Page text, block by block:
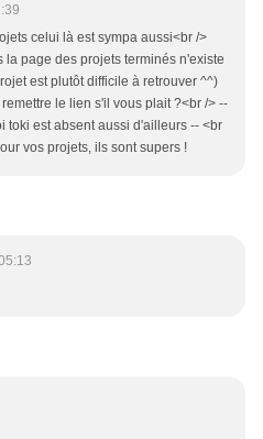
celui là est sympa aussi<br />
la page des projets terminés n'existe
est plutôt difficile à retrouver ^^)
le lien s'il vous plait ?<br /> --
toki est absent aussi d'ailleurs -- <br
vos projets, ils sont supers !